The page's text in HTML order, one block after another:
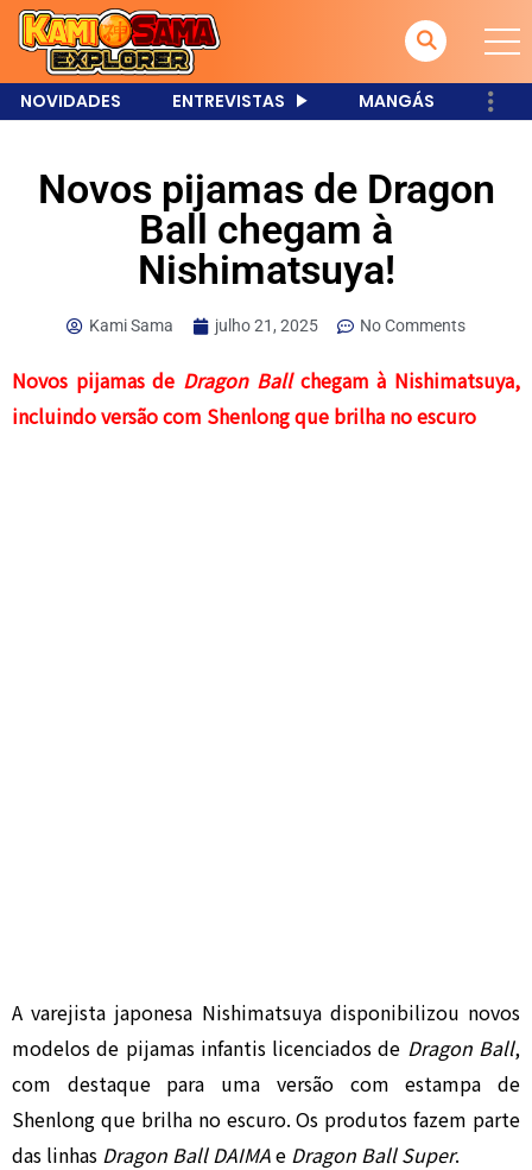
NOVIDADES ENTREVISTAS MANGÁS
Novos pijamas de Dragon
Ball chegam à
Nishimatsuya!
Kami Sama julho 21, 2025 No Comments
Novos pijamas de Dragon Ballchegam à Nishimatsuya,
incluindo versão com Shenlong que brilha no escuro
A varejista japonesa Nishimatsuya disponibilizou novos
modelos de pijamas infantis licenciados de Dragon Ball,
com destaque para uma versão com estampa de
Shenlong que brilha no escuro. Os produtos fazem parte
das linhas Dragon Ball DAIMAe Dragon Ball Super.